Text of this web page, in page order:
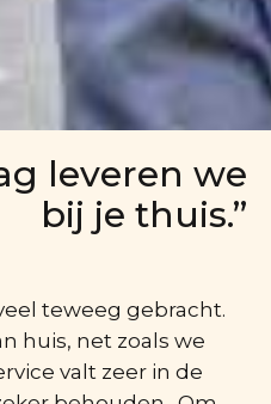
leveren we
bij je thuis.”
teweeg gebracht.
huis, net zoals we
valt zeer in de